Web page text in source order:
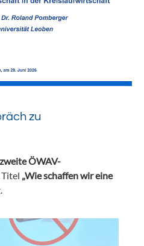
zu
zweite ÖWAV-
„Wie schaffen wir eine